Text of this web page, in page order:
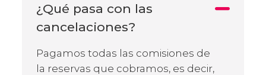
¿Qué pasa con las
cancelaciones?
Pagamos todas las comisiones de
la reservas que cobramos, es decir,